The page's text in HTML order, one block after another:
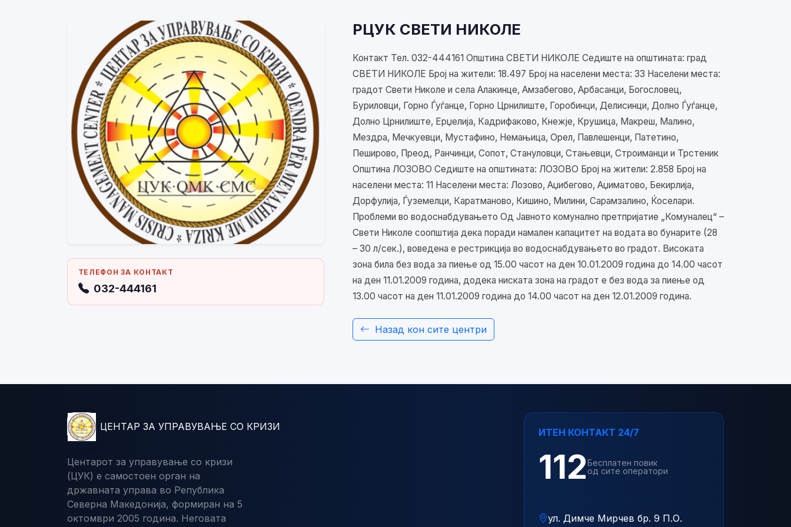
ТЕЛЕФОН ЗА КОНТАКТ
032-444161
РЦУК СВЕТИ НИКОЛЕ
Контакт Тел. 032-444161 Општина СВЕТИ НИКОЛЕ Седиште на општината: град
СВЕТИ НИКОЛЕ Број на жители: 18.497 Број на населени места: 33 Населени места:
градот Свети Николе и села Алакинце, Амзабегово, Арбасанци, Богословец,
Буриловци, Горно Ѓуѓанце, Горно Црнилиште, Горобинци, Делисинци, Долно Ѓуѓанце,
Долно Црнилиште, Ерџелија, Кадрифаково, Кнежје, Крушица, Макреш, Малино,
Мездра, Мечкуевци, Мустафино, Немањица, Орел, Павлешенци, Патетино,
Пеширово, Преод, Ранчинци, Сопот, Стануловци, Стањевци, Строиманци и Трстеник
Општина ЛОЗОВО Седиште на општината: ЛОЗОВО Број на жители: 2.858 Број на
населени места: 11 Населени места: Лозово, Аџибегово, Аџиматово, Бекирлија,
Дорфулија, Ѓуземелци, Каратманово, Кишино, Милини, Сарамзалино, Ќоселари.
Проблеми во водоснабдувањето Од Јавното комунално претпријатие „Комуналец“ –
Свети Николе соопштија дека поради намален капацитет на водата во бунарите (28
– 30 л/сек.), воведена е рестрикција во водоснабдувањето во градот. Високата
зона била без вода за пиење од 15.00 часот на ден 10.01.2009 година до 14.00 часот
на ден 11.01.2009 година, додека ниската зона на градот е без вода за пиење од
13.00 часот на ден 11.01.2009 година до 14.00 часот на ден 12.01.2009 година.
Назад кон сите центри
ЦЕНТАР ЗА УПРАВУВАЊЕ СО КРИЗИ
Центарот за управување со кризи
(ЦУК) е самостоен орган на
државната управа во Република
Северна Македонија, формиран на 5
октомври 2005 година. Неговата
ИТЕН КОНТАКТ 24/7
112Бесплатен повик
од сите оператори
ул. Димче Мирчев бр. 9 П.О.